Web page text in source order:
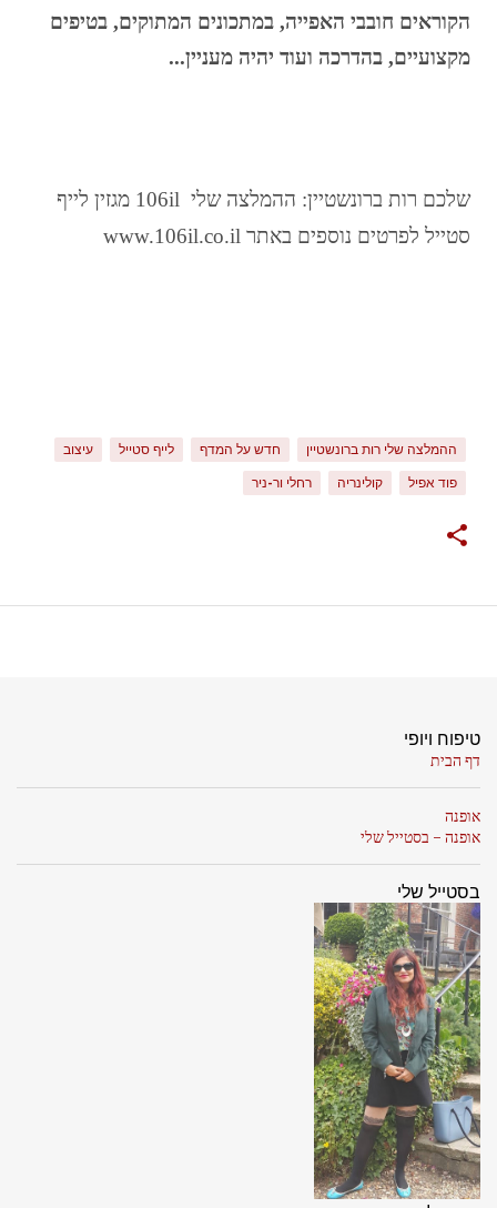
הקוראים חובבי האפייה, במתכונים המתוקים, בטיפים
מקצועיים, בהדרכה ועוד יהיה מעניין...
שלכם רות ברונשטיין: ההמלצה שלי 106il מגזין לייף
סטייל לפרטים נוספים באתר www.106il.co.il
ההמלצה שלי רות ברונשטיין חדש על המדף לייף סטייל עיצוב
פוד אפיל קולינריה רחלי ור-ניר
טיפוח ויופי
דף הבית
אופנה
אופנה - בסטייל שלי
בסטייל שלי